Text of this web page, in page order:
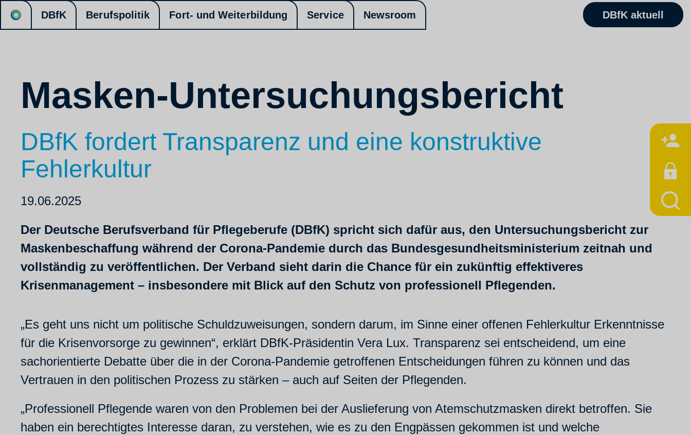
DBfK Berufspolitik Fort- und Weiterbildung Service Newsroom DBfK aktuell
Masken-Untersuchungsbericht
DBfK fordert Transparenz und eine konstruktive
Fehlerkultur
19.06.2025
Der Deutsche Berufsverband für Pflegeberufe (DBfK) spricht sich dafür aus, den Untersuchungsbericht zur
Maskenbeschaffung während der Corona-Pandemie durch das Bundesgesundheitsministerium zeitnah und
vollständig zu veröffentlichen. Der Verband sieht darin die Chance für ein zukünftig effektiveres
Krisenmanagement – insbesondere mit Blick auf den Schutz von professionell Pflegenden.
„Es geht uns nicht um politische Schuldzuweisungen, sondern darum, im Sinne einer offenen Fehlerkultur Erkenntnisse
für die Krisenvorsorge zu gewinnen“, erklärt DBfK-Präsidentin Vera Lux. Transparenz sei entscheidend, um eine
sachorientierte Debatte über die in der Corona-Pandemie getroffenen Entscheidungen führen zu können und das
Vertrauen in den politischen Prozess zu stärken – auch auf Seiten der Pflegenden.
„Professionell Pflegende waren von den Problemen bei der Auslieferung von Atemschutzmasken direkt betroffen. Sie
haben ein berechtigtes Interesse daran, zu verstehen, wie es zu den Engpässen gekommen ist und welche